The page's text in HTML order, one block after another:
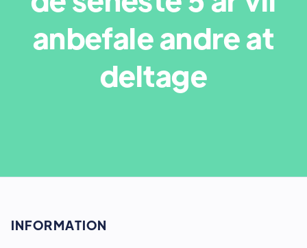
anbefale andre at
deltage
INFORMATION